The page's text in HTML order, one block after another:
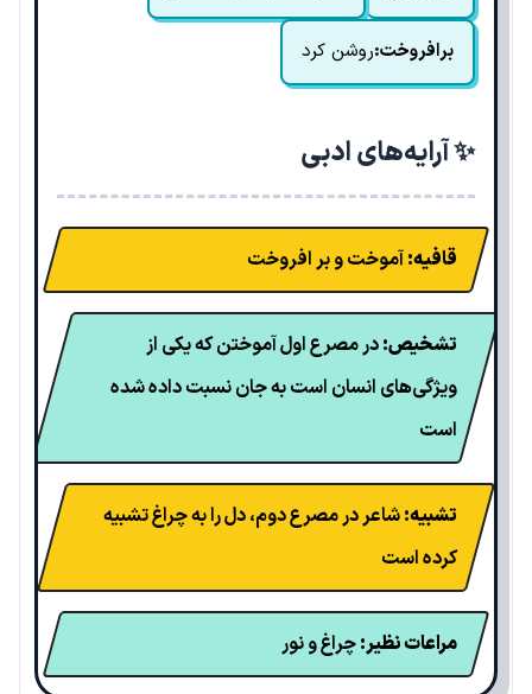
برافروخت:روشن کرد
✨ آرایه‌های ادبی
قافیه:آموخت و بر افروخت
تشخیص:در مصرع اول آموختن که یکی از
ویژگی‌های انسان است به جان نسبت داده شده
است
تشبیه:شاعر در مصرع دوم، دل را به چراغ تشبیه
کرده است
مراعات نظیر:چراغ و نور